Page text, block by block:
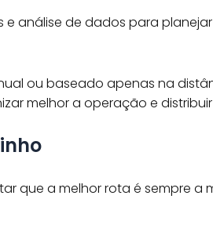
e análise de dados para
ou baseado apenas na
melhor a operação e
que a melhor rota é sempre a